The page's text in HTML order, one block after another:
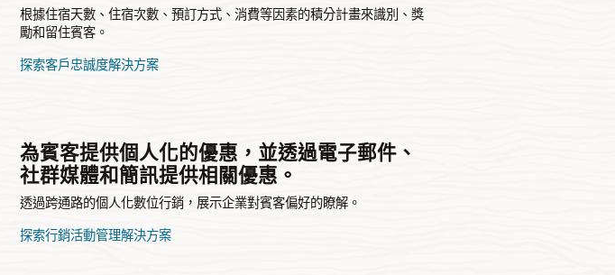
根據住宿天數、住宿次數、預訂方式、消費等因素的積分計畫來識別、獎
勵和留住賓客。
探索客戶忠誠度解決方案
為賓客提供個人化的優惠，並透過電子郵件、
社群媒體和簡訊提供相關優惠。
透過跨通路的個人化數位行銷，展示企業對賓客偏好的瞭解。
探索行銷活動管理解決方案